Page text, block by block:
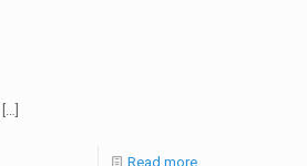
[…]
Read more